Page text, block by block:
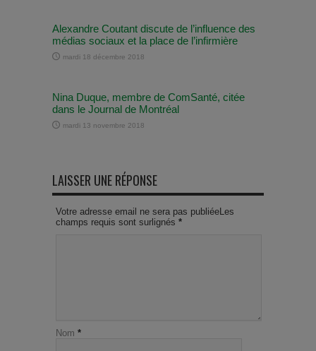
Alexandre Coutant discute de l’influence des
médias sociaux et la place de l’infirmière
mardi 18 décembre 2018
Nina Duque, membre de ComSanté, citée
dans le Journal de Montréal
mardi 13 novembre 2018
LAISSER UNE RÉPONSE
Votre adresse email ne sera pas publiéeLes
champs requis sont surlignés *
Nom *